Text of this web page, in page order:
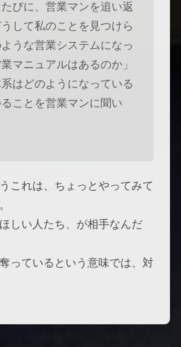
びに、営業マンを追い返
して私のことを見つけら
うな営業システムになっ
マニュアルはあるのか」
系はどのようになっている
ことを営業マンに聞い
これは、ちょっとやってみて
しい人たち、が相手なんだ
っているという意味では、対